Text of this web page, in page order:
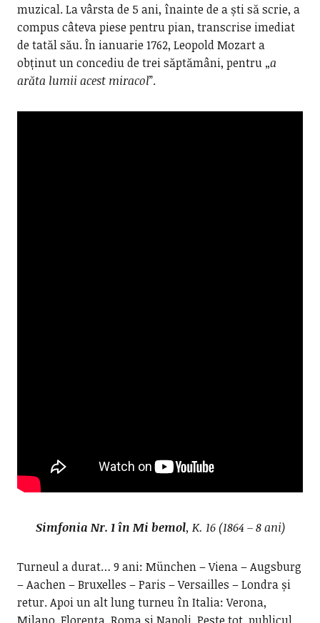
muzical. La vârsta de 5 ani, înainte de a ști să scrie, a
compus câteva piese pentru pian, transcrise imediat
de tatăl său. În ianuarie 1762, Leopold Mozart a
obținut un concediu de trei săptămâni, pentru „a
arăta lumii acest miracol”.
Simfonia Nr. 1 în Mi bemol, K. 16 (1864 – 8 ani)
Turneul a durat… 9 ani: München – Viena – Augsburg
– Aachen – Bruxelles – Paris – Versailles – Londra și
retur. Apoi un alt lung turneu în Italia: Verona,